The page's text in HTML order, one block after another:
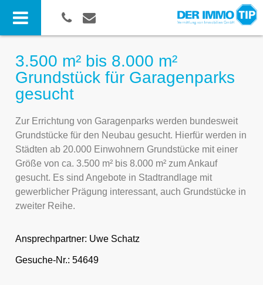
3.500 m² bis 8.000 m²
Grundstück für Garagenparks
gesucht
Zur Errichtung von Garagenparks werden bundesweit
Grundstücke für den Neubau gesucht. Hierfür werden in
Städten ab 20.000 Einwohnern Grundstücke mit einer
Größe von ca. 3.500 m² bis 8.000 m² zum Ankauf
gesucht. Es sind Angebote in Stadtrandlage mit
gewerblicher Prägung interessant, auch Grundstücke in
zweiter Reihe.
Ansprechpartner: Uwe Schatz
Gesuche-Nr.: 54649